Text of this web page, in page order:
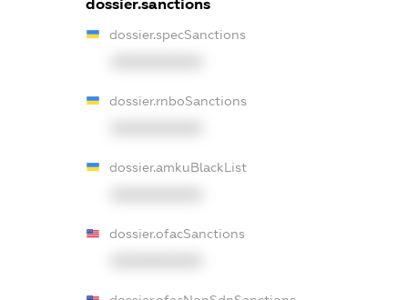
dossier.sanctions
dossier.specSanctions
dossier.rnboSanctions
dossier.amkuBlackList
dossier.ofacSanctions